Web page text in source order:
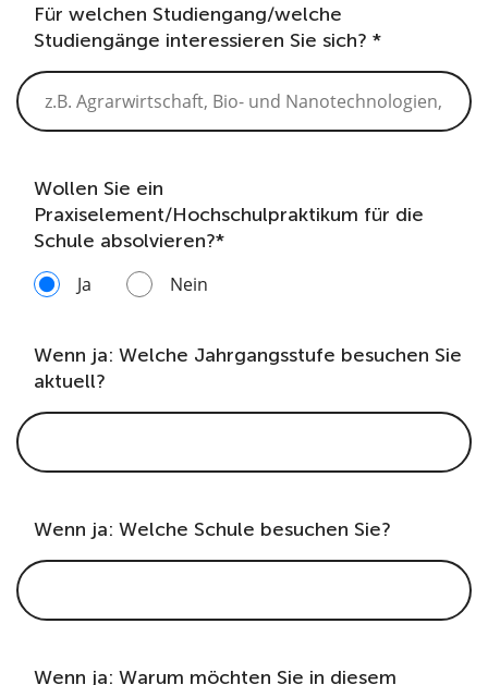
Für welchen Studiengang/welche
Studiengänge interessieren Sie sich? *
Wollen Sie ein
Praxiselement/Hochschulpraktikum für die
Schule absolvieren?*
Ja
Nein
Wenn ja: Welche Jahrgangsstufe besuchen Sie
aktuell?
Wenn ja: Welche Schule besuchen Sie?
Wenn ja: Warum möchten Sie in diesem